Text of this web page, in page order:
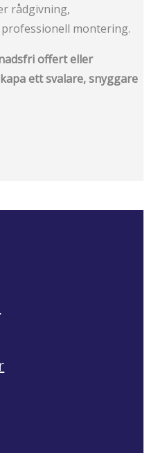
rådgivning,
montering.
offert eller
ett svalare, snyggare